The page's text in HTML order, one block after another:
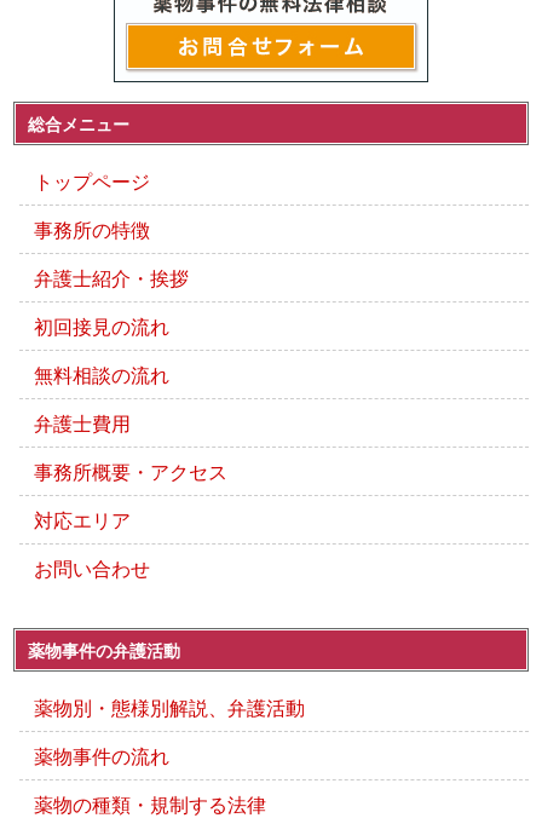
総合メニュー
トップページ
事務所の特徴
弁護士紹介・挨拶
初回接見の流れ
無料相談の流れ
弁護士費用
事務所概要・アクセス
対応エリア
お問い合わせ
薬物事件の弁護活動
薬物別・態様別解説、弁護活動
薬物事件の流れ
薬物の種類・規制する法律